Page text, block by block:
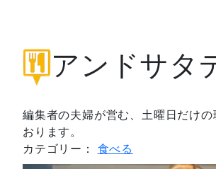
アンドサタ
編集者の夫婦が営む、土曜日だけ
おります。
カテゴリー： 食べる